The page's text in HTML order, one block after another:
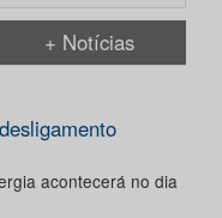
+ Notícias
acontecerá no dia